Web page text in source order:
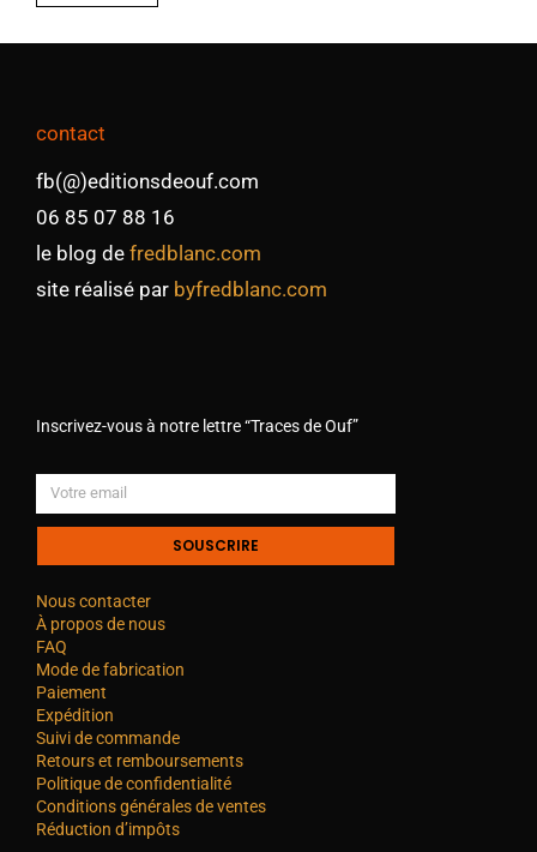
contact
fb(@)editionsdeouf.com
06 85 07 88 16
le blog de fredblanc.com
site réalisé par byfredblanc.com
Inscrivez-vous à notre lettre “Traces de Ouf”
SOUSCRIRE
Nous contacter
À propos de nous
FAQ
Mode de fabrication
Paiement
Expédition
Suivi de commande
Retours et remboursements
Politique de confidentialité
Conditions générales de ventes
Réduction d’impôts